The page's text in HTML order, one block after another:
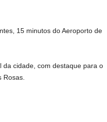
15 minutos do Aeroporto de
cidade, com destaque para o